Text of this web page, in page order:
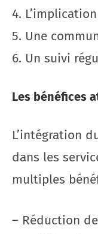
4.
5. Une
6. Un suivi
Les bénéfices
L’intégration
dans les
multiples
– Réduction